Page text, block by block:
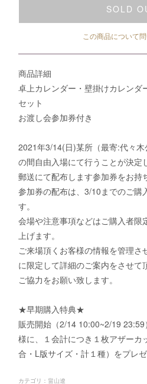
SOLD
この商品について
商品詳細
卓上カレンダー・壁掛けカレンダ
セット
お渡し会参加券付き
2021年3/14(日)某所（最寄:代々
の間自由入場にて行うことが決定
郵送にて配布します参加券をお持
参加券の配布は、3/10までのご購
す。
会場や注意事項などはご購入者限
上げます。
ご来場頂くお客様の情報を管理さ
に限定して詳細のご案内をさせて
ご協力をお願い致します。
★早期購入特典★
販売開始（2/14 10:00~2/19
様に、１会計につき１枚アザーカ
合・L版サイズ・計１種）をプレゼ
カテゴリ ： 畠山遼